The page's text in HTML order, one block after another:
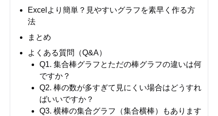
Excelより簡単？見やすいグラフを素早く作る方
法
まとめ
よくある質問（Q&A）
Q1. 集合棒グラフとただの棒グラフの違いは何
ですか？
Q2. 棒の数が多すぎて見にくい場合はどうすれ
ばいいですか？
Q3. 横棒の集合グラフ（集合横棒）もあります